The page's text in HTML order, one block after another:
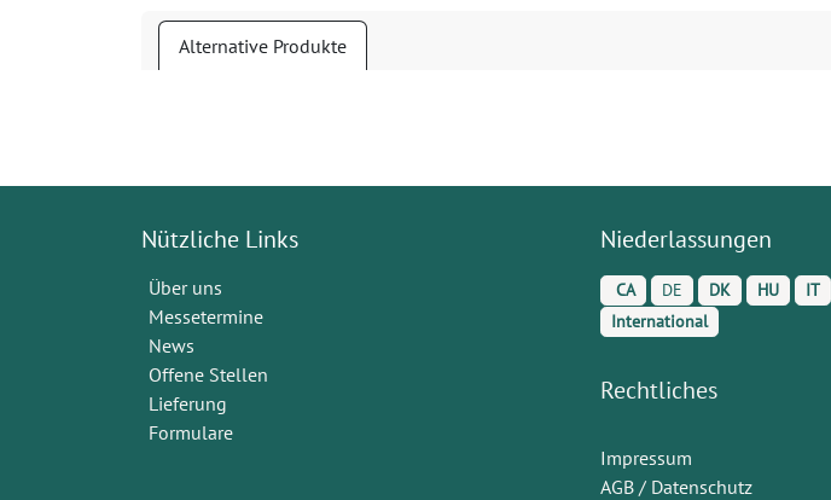
Alternative Produkte
Nützliche Links
Über uns
Messetermine
News
Offene Stellen
Lieferung
Formulare
Niederlassungen
CA DE DK HU IT
International
Rechtliches
Impressum
AGB / Datenschutz